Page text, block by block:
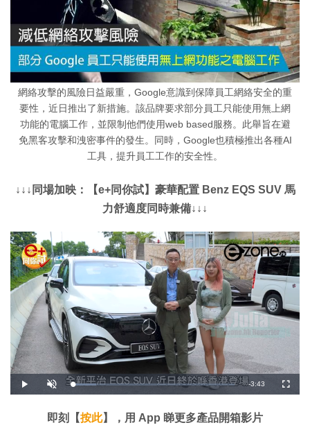
網絡攻擊的風險日益嚴重，Google意識到保障員工網絡安全的重
要性，近日推出了新措施。該品牌要求部分員工只能使用無上網
功能的電腦工作，並限制他們使用web based服務。此舉旨在避
免黑客攻擊和洩密事件的發生。同時，Google也積極推出各種AI
工具，提升員工工作的安全性。
↓↓↓同場加映：【e+同你試】豪華配置 Benz EQS SUV 馬
力舒適度同時兼備↓↓↓
播
放
開
啟
載
入
:
1
剩
時
-3:43
全
螢
即刻【按此】，用 App 睇更多產品開箱影片